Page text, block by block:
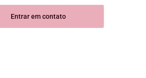
Entrar em contato